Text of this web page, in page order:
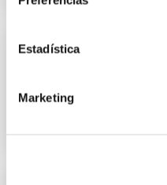
Estadística
Marketing
Prevenir y corregir
Solución óptima para